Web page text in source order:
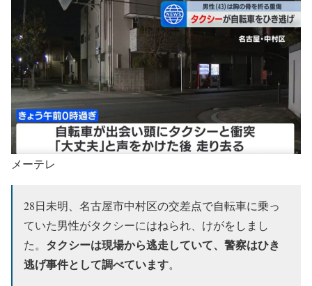
メーテレ
28日未明、名古屋市中村区の交差点で自転車に乗っ
ていた男性がタクシーにはねられ、けがをしまし
た。 タクシーは現場から逃走していて、警察はひき
逃げ事件として調べています。